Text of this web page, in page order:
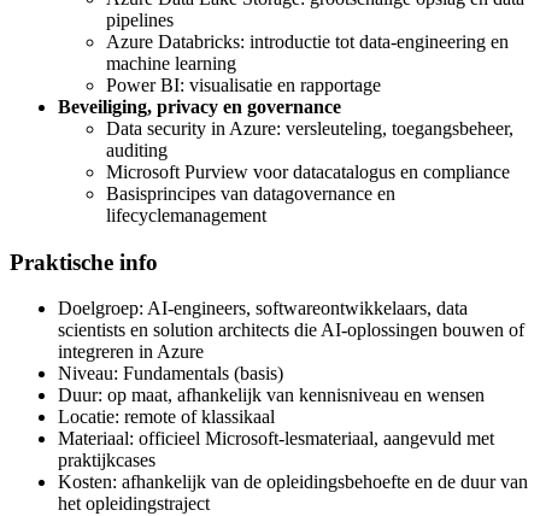
pipelines
Azure Databricks: introductie tot data-engineering en
machine learning
Power BI: visualisatie en rapportage
Beveiliging, privacy en governance
Data security in Azure: versleuteling, toegangsbeheer,
auditing
Microsoft Purview voor datacatalogus en compliance
Basisprincipes van datagovernance en
lifecyclemanagement
Praktische info
Doelgroep: AI-engineers, softwareontwikkelaars, data
scientists en solution architects die AI-oplossingen bouwen of
integreren in Azure
Niveau: Fundamentals (basis)
Duur: op maat, afhankelijk van kennisniveau en wensen
Locatie: remote of klassikaal
Materiaal: officieel Microsoft-lesmateriaal, aangevuld met
praktijkcases
Kosten: afhankelijk van de opleidingsbehoefte en de duur van
het opleidingstraject